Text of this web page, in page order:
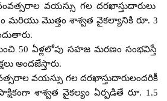
వయస్సు గల దరఖాస్తుదారులు
మరియు మొత్తం శాశ్వత వైకల్యానికి రూ. 3
50 ఏళ్లలోపు సహజ మరణం సంభవిస్తే
అందజేస్తారు.
వయస్సు గల దరఖాస్తుదారులందరికీ
శాశ్వత వైకల్యం ఏర్పడితే రూ. 1.5